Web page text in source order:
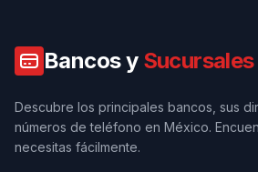
Bancos y Sucursales
Descubre los principales bancos, sus
números de teléfono en México.
necesitas fácilmente.